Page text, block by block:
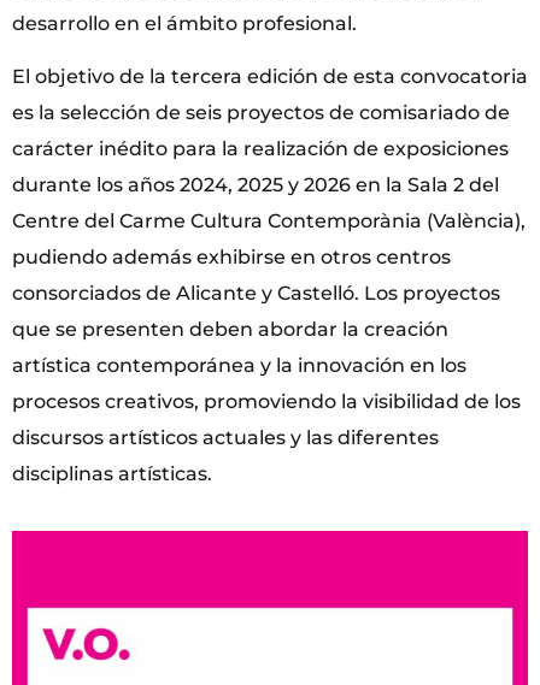
desarrollo en el ámbito profesional.
El objetivo de la tercera edición de esta convocatoria
es la selección de seis proyectos de comisariado de
carácter inédito para la realización de exposiciones
durante los años 2024, 2025 y 2026 en la Sala 2 del
Centre del Carme Cultura Contemporània (València),
pudiendo además exhibirse en otros centros
consorciados de Alicante y Castelló. Los proyectos
que se presenten deben abordar la creación
artística contemporánea y la innovación en los
procesos creativos, promoviendo la visibilidad de los
discursos artísticos actuales y las diferentes
disciplinas artísticas.